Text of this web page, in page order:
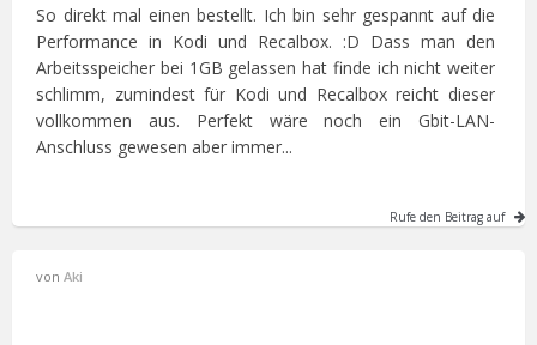
So direkt mal einen bestellt. Ich bin sehr gespannt auf die
Performance in Kodi und Recalbox. :D Dass man den
Arbeitsspeicher bei 1GB gelassen hat finde ich nicht weiter
schlimm, zumindest für Kodi und Recalbox reicht dieser
vollkommen aus. Perfekt wäre noch ein Gbit-LAN-
Anschluss gewesen aber immer...
Rufe den Beitrag auf
von Aki